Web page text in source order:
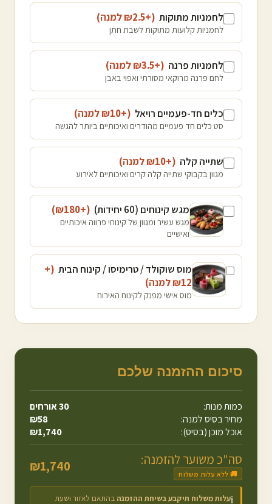
לחמניות מתוקות (+₪
2.5 למנה)
לחמניות קלועות מתוקות לשבת חתן
לחמניות פרנה (+₪
3.5 למנה)
לחם פרנה מרוקאי מסורתי ואפוי באבן
כלים חד-פעמיים רויאל (+₪
10 למנה)
סט כלים חד פעמיים מהודרים ואיכותיים ביותר להגשה
שתייה קלה (+₪
10 למנה)
מגוון בקבוקי שתייה קלה קרים ואיכותיים לאירוע
מגש קינוחים (60 יחידות) (+₪
180
)
מגש עשיר ומגוון של קינוחי פרווה איכותיים
ואישיים
מוס שוקולד / טרימיסו / קינוח הבית (+
₪12 למנה)
מוס אישי מפנק לקינוח האירוח
סיכום ההזמנה שלכם
כמות מנות: 30אורחים
מחיר בסיס למנה:
₪58
אוכל מוכן (בסיס):
₪1,740
סה"כ משוער להזמנה:
🚚 ללא עלות משלוח ₪1,740
ℹ️עלות משלוח תיקבע בשיחת ההזמנה בהתאם לאזור ושעת